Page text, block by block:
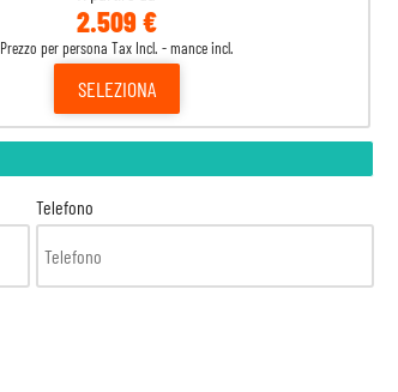
2.509 €
Prezzo per persona Tax Incl. - mance incl.
SELEZIONA
Telefono